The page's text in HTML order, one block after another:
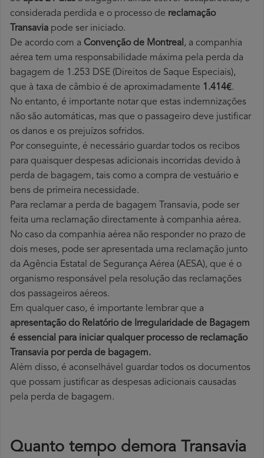
considerada perdida e o processo de reclamação
Transavia pode ser iniciado.
De acordo com a Convenção de Montreal, a companhia
aérea tem uma responsabilidade máxima pela perda da
bagagem de 1.253 DSE (Direitos de Saque Especiais),
que à taxa de câmbio é de aproximadamente 1.414€.
No entanto, é importante notar que estas indemnizações
não são automáticas, mas que o passageiro deve justificar
os danos e os prejuízos sofridos.
Por conseguinte, é necessário guardar todos os recibos
para quaisquer despesas adicionais incorridas devido à
perda de bagagem, tais como a compra de vestuário e
bens de primeira necessidade.
Para reclamar a perda de bagagem Transavia, pode ser
feita uma reclamação directamente à companhia aérea.
No caso da companhia aérea não responder no prazo de
dois meses, pode ser apresentada uma reclamação junto
da Agência Estatal de Segurança Aérea (AESA), que é o
organismo responsável pela resolução das reclamações
dos passageiros aéreos.
Em qualquer caso, é importante lembrar que a
apresentação do Relatório de Irregularidade de Bagagem
é essencial para iniciar qualquer processo de reclamação
Transavia por perda de bagagem.
Além disso, é aconselhável guardar todos os documentos
que possam justificar as despesas adicionais causadas
pela perda de bagagem.
Quanto tempo demora Transavia